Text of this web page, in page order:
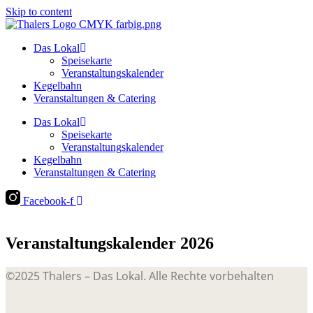
Skip to content
Das Lokal
Speisekarte
Veranstaltungskalender
Kegelbahn
Veranstaltungen & Catering
Das Lokal
Speisekarte
Veranstaltungskalender
Kegelbahn
Veranstaltungen & Catering
Facebook-f
Veranstaltungskalender 2026
©2025 Thalers – Das Lokal. Alle Rechte vorbehalten